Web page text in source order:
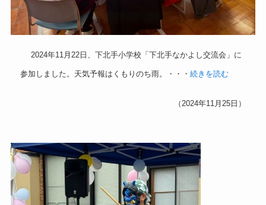
2024年11月22日、下北手小学校「下北手なかよし交流会」に
参加しました。天気予報はくもりのち雨。・・・続きを読む
（2024年11月25日）